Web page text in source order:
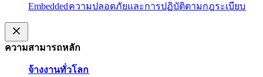
Embedded​​ความปลอดภัยและการปฏิบัติตามกฎระเบียบ​​
ความสามารถหลัก​​
จ้างงานทั่วโลก​​